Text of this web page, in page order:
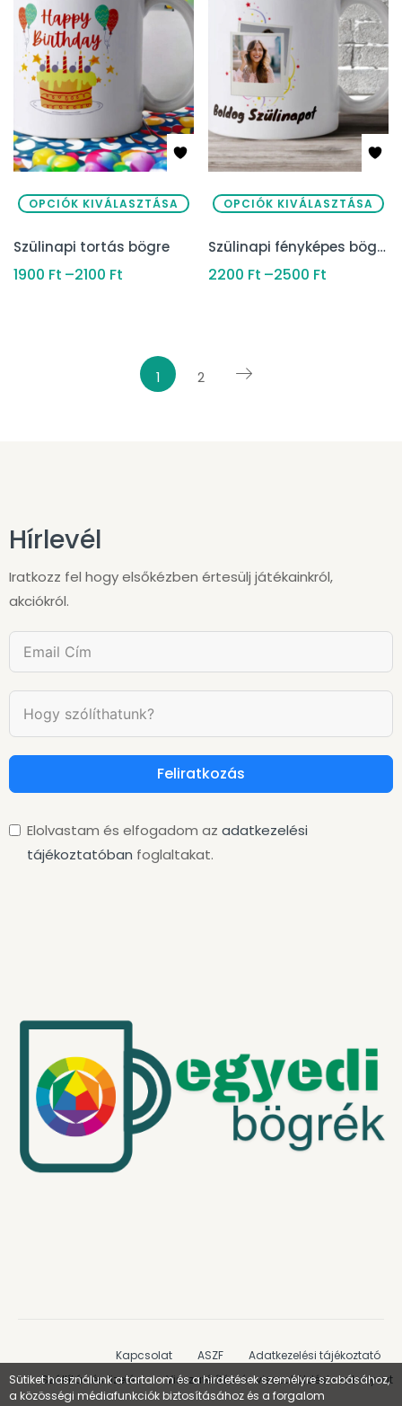
OPCIÓK KIVÁLASZTÁSA
Szülinapi tortás bögre
1900 Ft –2100 Ft
OPCIÓK KIVÁLASZTÁSA
Szülinapi fényképes bögre
2200 Ft –2500 Ft
1 2
Hírlevél
Iratkozz fel hogy elsőkézben értesülj játékainkról,
akciókról.
Feliratkozás
Elolvastam és elfogadom az adatkezelési
tájékoztatóban foglaltakat.
Kapcsolat ASZF
Adatkezelési tájékoztató
Szállítás és fizetés
Visszatérítési és visszaküldési szabályzat
Sütiket használunk a tartalom és a hirdetések személyre szabásához,
a közösségi médiafunkciók biztosításához és a forgalom